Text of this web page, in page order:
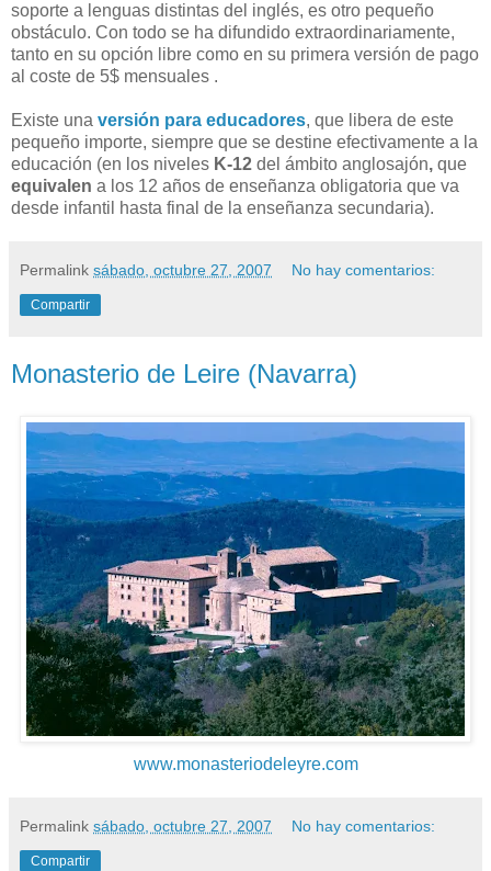
soporte a lenguas distintas del inglés, es otro pequeño
obstáculo. Con todo se ha difundido extraordinariamente,
tanto en su opción libre como en su primera versión de pago
al coste de 5$ mensuales .
Existe una versión para educadores, que libera de este
pequeño importe, siempre que se destine efectivamente a la
educación (en los niveles K-12 del ámbito anglosajón, que
equivalen a los 12 años de enseñanza obligatoria que va
desde infantil hasta final de la enseñanza secundaria).
Permalink sábado, octubre 27, 2007 No hay comentarios:
Compartir
Monasterio de Leire (Navarra)
www.monasteriodeleyre.com
Permalink sábado, octubre 27, 2007 No hay comentarios:
Compartir